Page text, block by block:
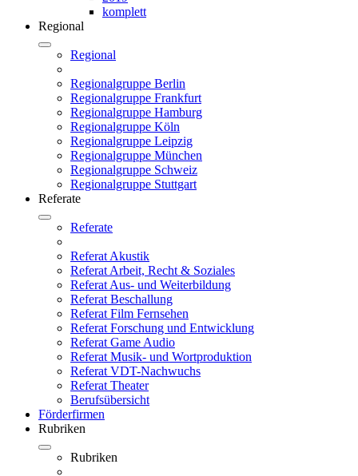
komplett
Regional
Regional
Regionalgruppe Berlin
Regionalgruppe Frankfurt
Regionalgruppe Hamburg
Regionalgruppe Köln
Regionalgruppe Leipzig
Regionalgruppe München
Regionalgruppe Schweiz
Regionalgruppe Stuttgart
Referate
Referate
Referat Akustik
Referat Arbeit, Recht & Soziales
Referat Aus- und Weiterbildung
Referat Beschallung
Referat Film Fernsehen
Referat Forschung und Entwicklung
Referat Game Audio
Referat Musik- und Wortproduktion
Referat VDT-Nachwuchs
Referat Theater
Berufsübersicht
Förderfirmen
Rubriken
Rubriken